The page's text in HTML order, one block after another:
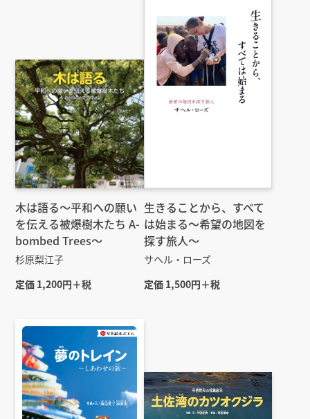
木は語る〜平和への願い
を伝える被爆樹木たち A-
bombed Trees〜
杉原梨江子
定価 1,200円＋税
生きることから、すべて
は始まる～希望の地図を
探す旅人～
サヘル・ローズ
定価 1,500円＋税